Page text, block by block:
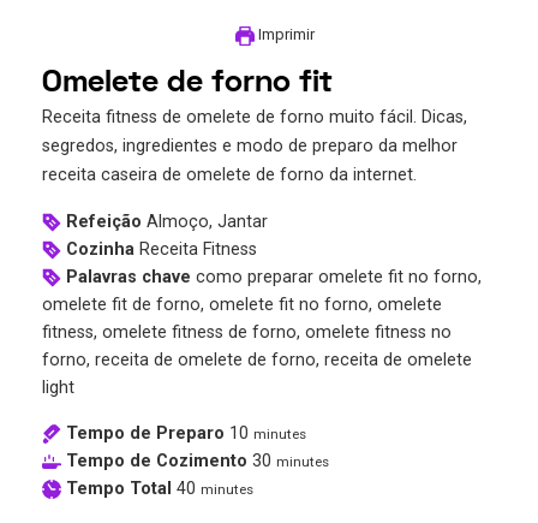
Imprimir
Omelete de forno fit
Receita fitness de omelete de forno muito fácil. Dicas,
segredos, ingredientes e modo de preparo da melhor
receita caseira de omelete de forno da internet.
Refeição Almoço, Jantar
Cozinha Receita Fitness
Palavras chave como preparar omelete fit no forno,
omelete fit de forno, omelete fit no forno, omelete
fitness, omelete fitness de forno, omelete fitness no
forno, receita de omelete de forno, receita de omelete
light
Tempo de Preparo 10 minutes
Tempo de Cozimento 30 minutes
Tempo Total 40 minutes